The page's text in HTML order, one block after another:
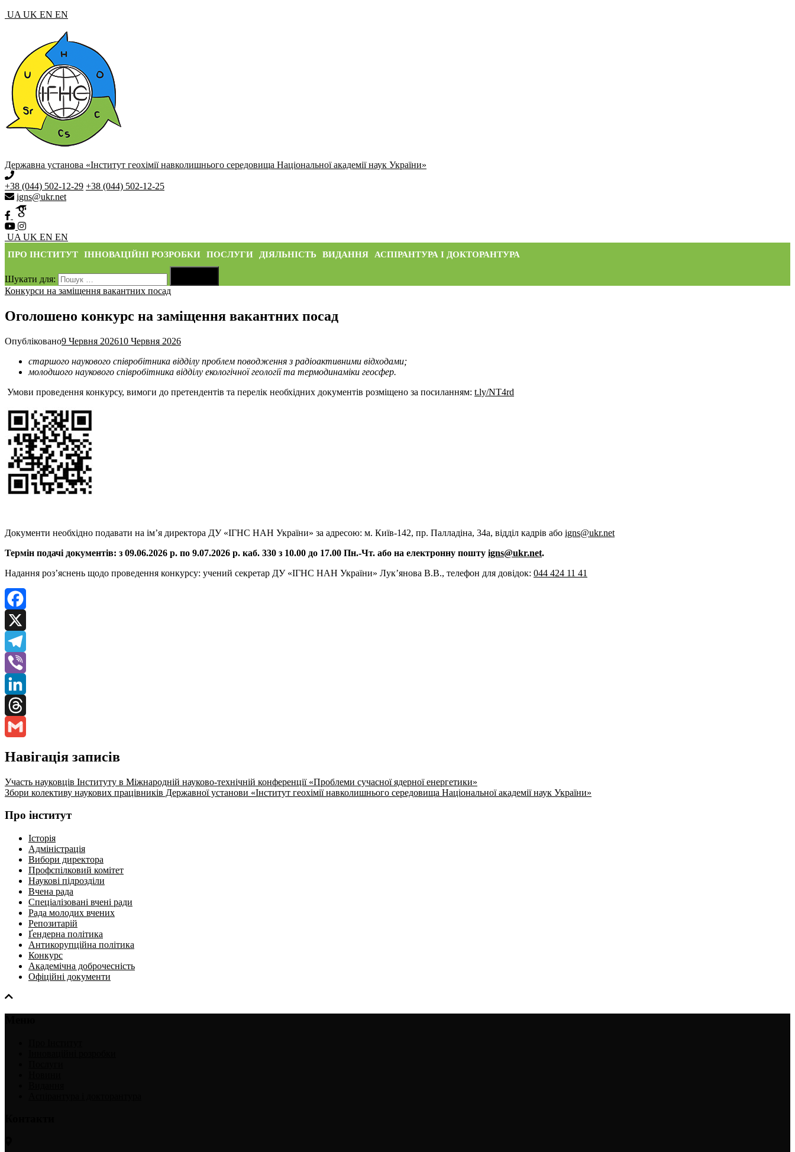
UA UK EN EN
Державна установа «Інститут геохімії навколишнього середовища Національної академії наук України»
+38 (044) 502-12-29 +38 (044) 502-12-25
igns@ukr.net
UA UK EN EN
ПРО ІНСТИТУТ ІННОВАЦІЙНІ РОЗРОБКИ ПОСЛУГИ ДІЯЛЬНІСТЬ ВИДАННЯ АСПІРАНТУРА І ДОКТОРАНТУРА
Шукати для:
Конкурси на заміщення вакантних посад
Оголошено конкурс на заміщення вакантних посад
Опубліковано9 Червня 202610 Червня 2026
старшого наукового співробітника відділу проблем поводження з радіоактивними відходами;
молодшого наукового співробітника відділу екологічної геології та термодинаміки геосфер.
Умови проведення конкурсу, вимоги до претендентів та перелік необхідних документів розміщено за посиланням: t.ly/NT4rd
Документи необхідно подавати на ім’я директора ДУ «ІГНС НАН України» за адресою: м. Київ-142, пр. Палладіна, 34а, відділ кадрів або igns@ukr.net
Термін подачі документів: з 09.06.2026 р. по 9.07.2026 р. каб. 330 з 10.00 до 17.00 Пн.-Чт. або на електронну пошту igns@ukr.net.
Надання роз’яснень щодо проведення конкурсу: учений секретар ДУ «ІГНС НАН України» Лук’янова В.В., телефон для довідок: 044 424 11 41
Facebook
X
Telegram
Viber
LinkedIn
Threads
Навігація записів
Участь науковців Інституту в Міжнародній науково-технічній конференції «Проблеми сучасної ядерної енергетики»
Збори колективу наукових працівників Державної установи «Інститут геохімії навколишнього середовища Національної академії наук України»
Про інститут
Історія
Адміністрація
Вибори директора
Профспілковий комітет
Наукові підрозділи
Вчена рада
Спеціалізовані вчені ради
Рада молодих вчених
Репозитарій
Ґендерна політика
Антикорупційна політика
Конкурс
Академічна доброчесність
Офіційні документи